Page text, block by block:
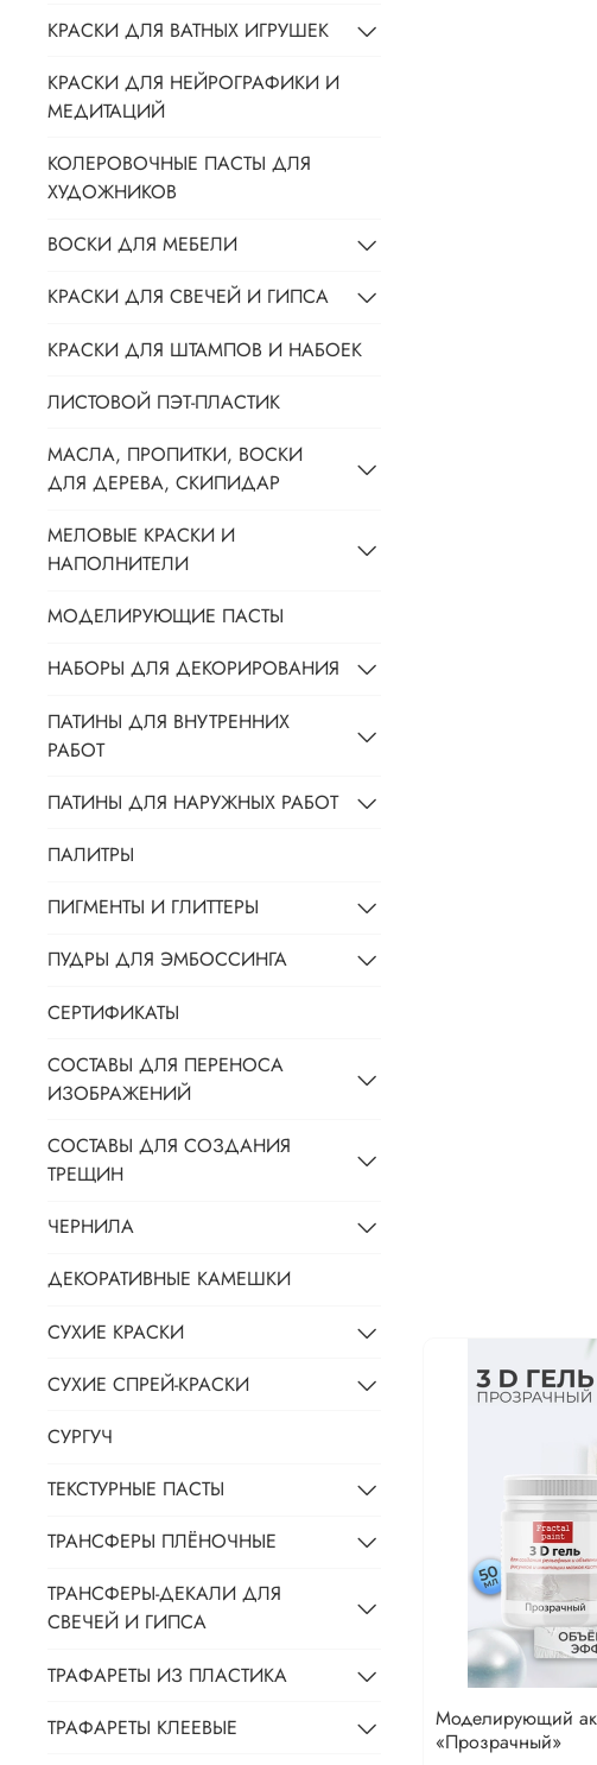
Моделирующий
«Прозрачный»
КРАСКИ ДЛЯ ВАТНЫХ ИГРУШЕК
КРАСКИ ДЛЯ НЕЙРОГРАФИКИ И
МЕДИТАЦИЙ
КОЛЕРОВОЧНЫЕ ПАСТЫ ДЛЯ
ХУДОЖНИКОВ
ВОСКИ ДЛЯ МЕБЕЛИ
КРАСКИ ДЛЯ СВЕЧЕЙ И ГИПСА
КРАСКИ ДЛЯ ШТАМПОВ И НАБОЕК
ЛИСТОВОЙ ПЭТ-ПЛАСТИК
МАСЛА, ПРОПИТКИ, ВОСКИ
ДЛЯ ДЕРЕВА, СКИПИДАР
МЕЛОВЫЕ КРАСКИ И
НАПОЛНИТЕЛИ
МОДЕЛИРУЮЩИЕ ПАСТЫ
НАБОРЫ ДЛЯ ДЕКОРИРОВАНИЯ
ПАТИНЫ ДЛЯ ВНУТРЕННИХ
РАБОТ
ПАТИНЫ ДЛЯ НАРУЖНЫХ РАБОТ
ПАЛИТРЫ
ПИГМЕНТЫ И ГЛИТТЕРЫ
ПУДРЫ ДЛЯ ЭМБОССИНГА
СЕРТИФИКАТЫ
СОСТАВЫ ДЛЯ ПЕРЕНОСА
ИЗОБРАЖЕНИЙ
СОСТАВЫ ДЛЯ СОЗДАНИЯ
ТРЕЩИН
ЧЕРНИЛА
ДЕКОРАТИВНЫЕ КАМЕШКИ
СУХИЕ КРАСКИ
СУХИЕ СПРЕЙ-КРАСКИ
СУРГУЧ
ТЕКСТУРНЫЕ ПАСТЫ
ТРАНСФЕРЫ ПЛЁНОЧНЫЕ
ТРАНСФЕРЫ-ДЕКАЛИ ДЛЯ
СВЕЧЕЙ И ГИПСА
ТРАФАРЕТЫ ИЗ ПЛАСТИКА
ТРАФАРЕТЫ КЛЕЕВЫЕ